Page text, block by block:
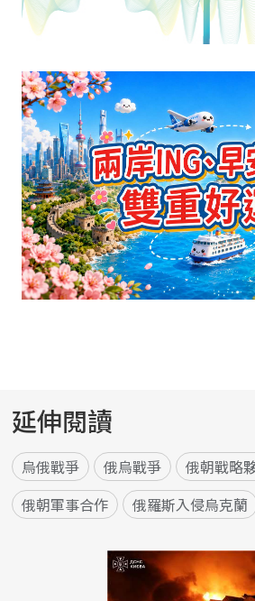
延伸閱讀
烏俄戰爭 俄烏戰爭
俄朝戰略
俄朝軍事合作
俄羅斯入侵烏克蘭